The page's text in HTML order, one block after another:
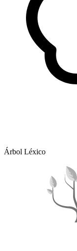
Árbol Léxico